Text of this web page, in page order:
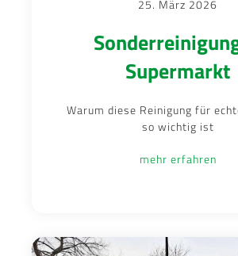
25. März 2026
Supermarkt
Warum diese Reinigung für
so wichtig ist
mehr erfahren